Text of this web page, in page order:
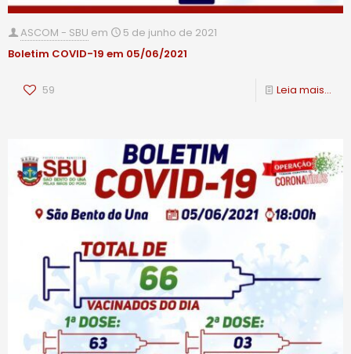
ASCOM - SBU em
5 de junho de 2021
Boletim COVID-19 em 05/06/2021
59 Leia mais...